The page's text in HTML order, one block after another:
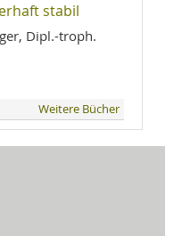
stabil
Dipl.-troph.
Weitere Bücher